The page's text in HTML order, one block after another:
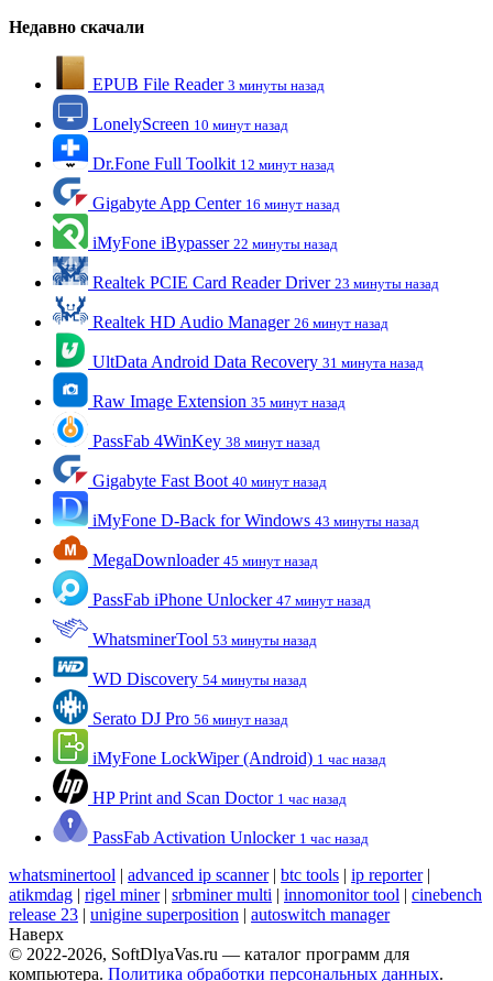
Недавно скачали
EPUB File Reader 3 минуты назад
LonelyScreen 10 минут назад
Dr.Fone Full Toolkit 12 минут назад
Gigabyte App Center 16 минут назад
iMyFone iBypasser 22 минуты назад
Realtek PCIE Card Reader Driver 23 минуты назад
Realtek HD Audio Manager 26 минут назад
UltData Android Data Recovery 31 минута назад
Raw Image Extension 35 минут назад
PassFab 4WinKey 38 минут назад
Gigabyte Fast Boot 40 минут назад
iMyFone D-Back for Windows 43 минуты назад
MegaDownloader 45 минут назад
PassFab iPhone Unlocker 47 минут назад
WhatsminerTool 53 минуты назад
WD Discovery 54 минуты назад
Serato DJ Pro 56 минут назад
iMyFone LockWiper (Android) 1 час назад
HP Print and Scan Doctor 1 час назад
PassFab Activation Unlocker 1 час назад
whatsminertool | advanced ip scanner| btc tools | ip reporter|
atikmdag | rigel miner| srbminer multi | innomonitor tool | cinebench
release 23 | unigine superposition | autoswitch manager
Наверх
© 2022-2026, SoftDlyaVas.ru — каталог программ для
компьютера. Политика обработки персональных данных.